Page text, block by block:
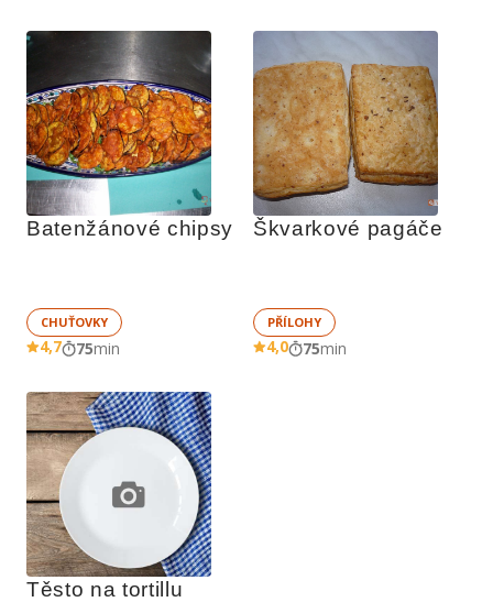
Batenžánové chipsy
CHUŤOVKY
4,7 75min
Škvarkové pagáče
PŘÍLOHY
4,0 75min
Těsto na tortillu